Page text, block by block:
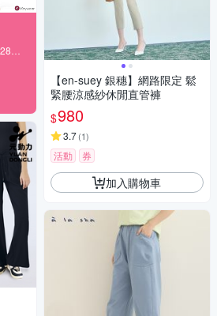
【en-suey 銀穗】網路限定 鬆
緊腰涼感紗休閒直管褲
$980
3.7(1)
活動 券
加入購物車